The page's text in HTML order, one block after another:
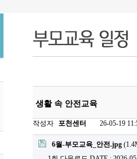
생활 속 안전교육
작성자 포천센터
26-05-19
첨부파일
6월-부모교육_안전.jpg